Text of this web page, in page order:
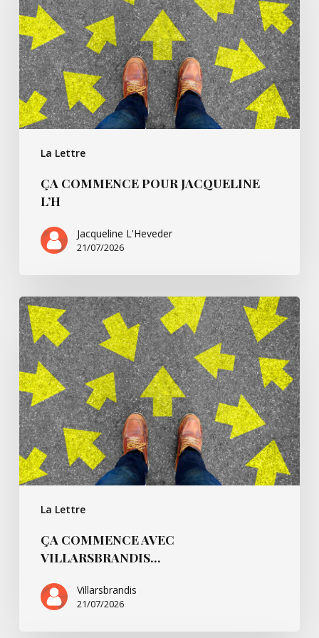
La Lettre
Jacqueline
L’h
ÇA COMMENCE POUR JACQUELINE
L’H
Jacqueline L'Heveder
21/07/2026
La Lettre
Ça
commence
avec
Villarsbrandis…
ÇA COMMENCE AVEC
VILLARSBRANDIS…
Villarsbrandis
21/07/2026